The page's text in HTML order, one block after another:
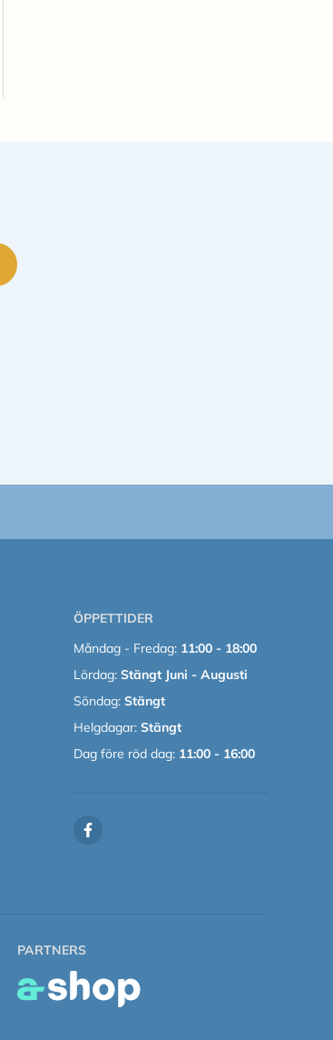
ÖPPETTIDER
Måndag - Fredag: 11:00 - 18:00
Lördag:Stängt Juni - Augusti
Söndag:Stängt
Helgdagar:Stängt
Dag före röd dag:11:00 - 16:00
PARTNERS